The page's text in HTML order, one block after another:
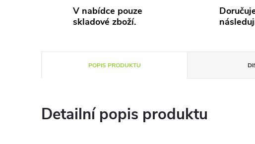
V nabídce pouze
skladové zboží.
POPIS PRODUKTU
Detailní popis produktu